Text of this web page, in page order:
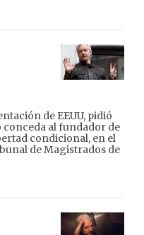
de EEUU, pidió
conceda al fundador de
condicional, en el
de Magistrados de